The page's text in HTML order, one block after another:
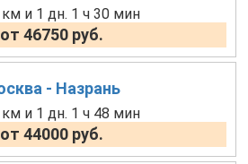
и 1 дн. 1 ч 30 мин
от 46750 руб.
- Назрань
и 1 дн. 1 ч 48 мин
от 44000 руб.